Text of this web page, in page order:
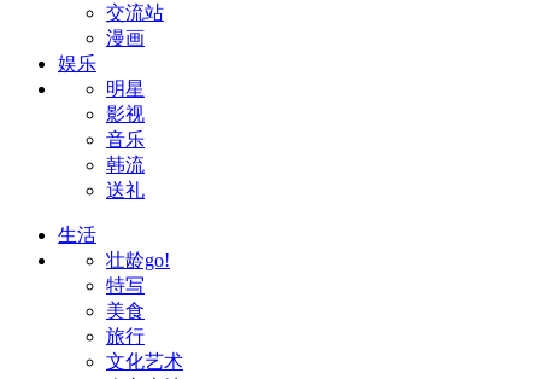
交流站
漫画
娱乐
明星
影视
音乐
韩流
送礼
生活
壮龄go!
特写
美食
旅行
文化艺术